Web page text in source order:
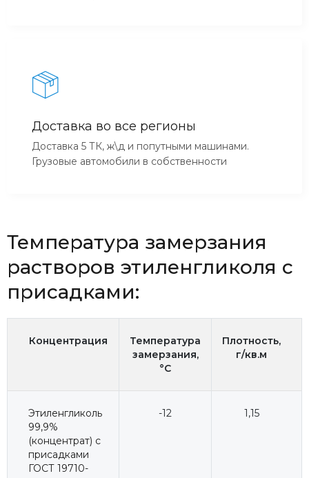
Доставка во все регионы
Доставка 5 ТК, ж\д и попутными машинами.
Грузовые автомобили в собственности
Температура замерзания
растворов этиленгликоля с
присадками:
Концентрация
Температура
замерзания,
°C
Плотность,
г/кв.м
Этиленгликоль
99,9%
(концентрат) с
присадками
ГОСТ 19710-
-12 1,15